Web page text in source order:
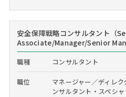
安全保障戦略コンサルタント（
Associate/Manager/Senior
職種 コンサルタント
職位
マネージャー／ディレ
ンサルタント・スペシャ